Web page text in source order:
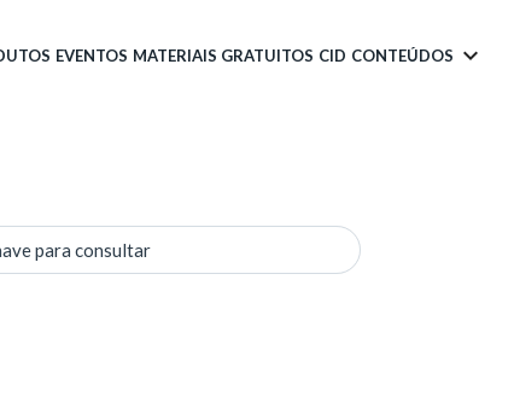
EVENTOS MATERIAIS GRATUITOS CID CONTEÚDOS
para consultar